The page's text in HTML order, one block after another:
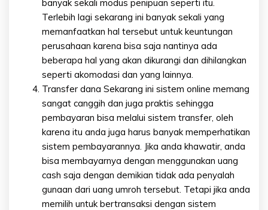
banyak sekali modus penipuan seperti itu.
Terlebih lagi sekarang ini banyak sekali yang
memanfaatkan hal tersebut untuk keuntungan
perusahaan karena bisa saja nantinya ada
beberapa hal yang akan dikurangi dan dihilangkan
seperti akomodasi dan yang lainnya.
Transfer dana Sekarang ini sistem online memang
sangat canggih dan juga praktis sehingga
pembayaran bisa melalui sistem transfer, oleh
karena itu anda juga harus banyak memperhatikan
sistem pembayarannya. Jika anda khawatir, anda
bisa membayarnya dengan menggunakan uang
cash saja dengan demikian tidak ada penyalah
gunaan dari uang umroh tersebut. Tetapi jika anda
memilih untuk bertransaksi dengan sistem